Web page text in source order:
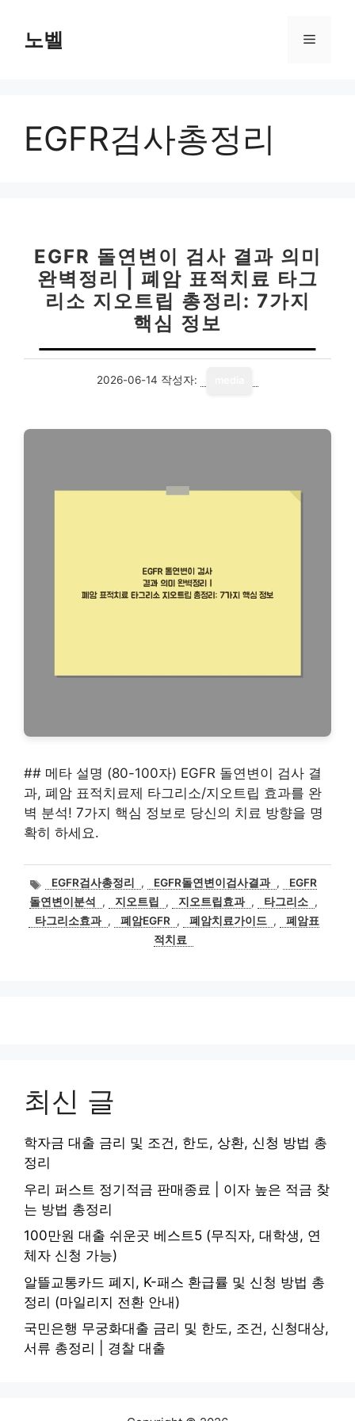
노벨 메
EGFR검사총정리
EGFR 돌연변이 검사 결과 의미
완벽정리 | 폐암 표적치료 타그
리소 지오트립 총정리: 7가지
핵심 정보
2026-06-14 작성자:
## 메타 설명 (80-100자) EGFR 돌연변이 검사 결
과, 폐암 표적치료제 타그리소/지오트립 효과를 완
벽 분석! 7가지 핵심 정보로 당신의 치료 방향을 명
확히 하세요.
태
그
EGFR검사총정리 , EGFR돌연변이검사결과 ,
EGFR
돌연변이분석
, 지오트립 , 지오트립효과 , 타그리소 ,
타그리소효과 , 폐암EGFR , 폐암치료가이드 ,
폐암표
적치료
최신 글
학자금 대출 금리 및 조건, 한도, 상환, 신청 방법 총
정리
우리 퍼스트 정기적금 판매종료 | 이자 높은 적금 찾
는 방법 총정리
100만원 대출 쉬운곳 베스트5 (무직자, 대학생, 연
체자 신청 가능)
알뜰교통카드 폐지, K-패스 환급률 및 신청 방법 총
정리 (마일리지 전환 안내)
국민은행 무궁화대출 금리 및 한도, 조건, 신청대상,
서류 총정리 | 경찰 대출